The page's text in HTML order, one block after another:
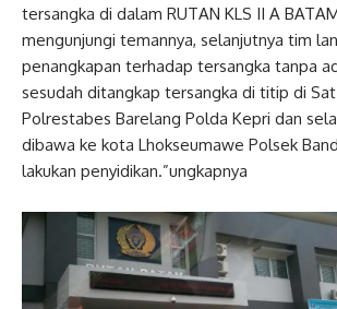
tersangka di dalam RUTAN KLS II A
mengunjungi temannya, selanjutnya tim
penangkapan terhadap tersangka tanpa
sesudah ditangkap tersangka di titip di
Polrestabes Barelang Polda Kepri dan
dibawa ke kota Lhokseumawe Polsek
lakukan penyidikan.”ungkapnya